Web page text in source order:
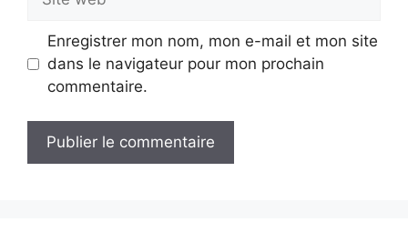
web
Enregistrer mon nom, mon e-mail et mon site
dans le navigateur pour mon prochain
commentaire.